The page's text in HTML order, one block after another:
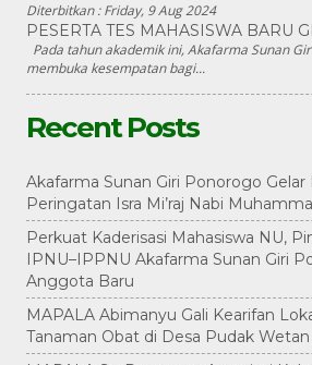
Diterbitkan :Friday, 9 Aug 2024
PESERTA TES MAHASISWA BARU
Pada tahun akademik ini, Akafarma Sunan
membuka kesempatan bagi...
Recent Posts
Akafarma Sunan Giri Ponorogo
Peringatan Isra Mi’raj Nabi
Perkuat Kaderisasi Mahasiswa NU,
IPNU–IPPNU Akafarma Sunan Giri
Anggota Baru
MAPALA Abimanyu Gali Kearifan
Tanaman Obat di Desa Pudak Wetan